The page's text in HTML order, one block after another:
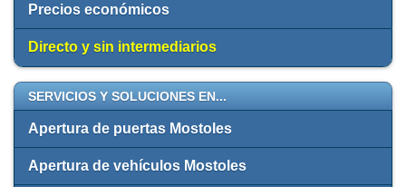
Precios económicos
Directo y sin intermediarios
SERVICIOS Y SOLUCIONES EN...
Apertura de puertas Mostoles
Apertura de vehículos Mostoles